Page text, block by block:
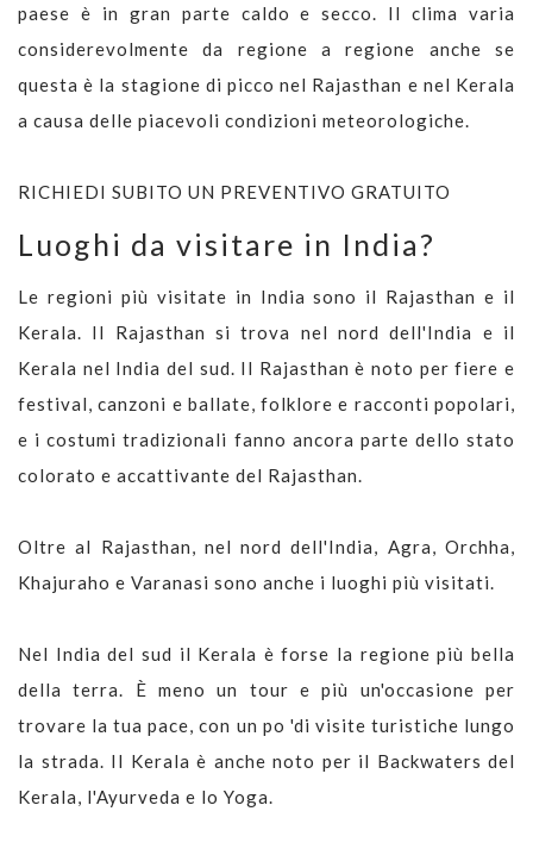
paese è in gran parte caldo e secco. Il clima varia
considerevolmente da regione a regione anche se
questa è la stagione di picco nel Rajasthan e nel Kerala
a causa delle piacevoli condizioni meteorologiche.
RICHIEDI SUBITO UN PREVENTIVO GRATUITO
Luoghi da visitare in India?
Le regioni più visitate in India sono il Rajasthan e il
Kerala. Il Rajasthan si trova nel nord dell'India e il
Kerala nel India del sud. Il Rajasthan è noto per fiere e
festival, canzoni e ballate, folklore e racconti popolari,
e i costumi tradizionali fanno ancora parte dello stato
colorato e accattivante del Rajasthan.
Oltre al Rajasthan, nel nord dell'India, Agra, Orchha,
Khajuraho e Varanasi sono anche i luoghi più visitati.
Nel India del sud il Kerala è forse la regione più bella
della terra. È meno un tour e più un'occasione per
trovare la tua pace, con un po 'di visite turistiche lungo
la strada. Il Kerala è anche noto per il Backwaters del
Kerala, l'Ayurveda e lo Yoga.